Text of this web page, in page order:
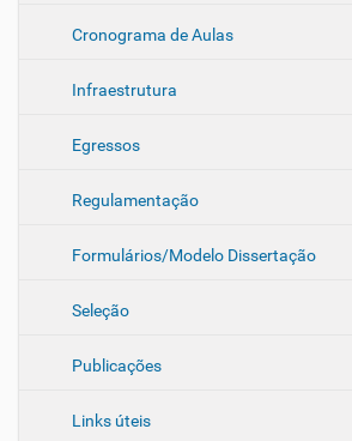
Cronograma de Aulas
Infraestrutura
Egressos
Regulamentação
Formulários/Modelo Dissertação
Seleção
Publicações
Links úteis